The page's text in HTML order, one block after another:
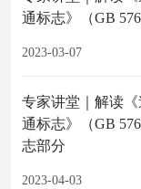
通标志》（GB
2023-03-07
专家讲堂｜解读
通标志》（GB
志部分
2023-04-03